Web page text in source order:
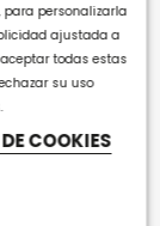
para personalizarla
ajustada a
todas estas
su uso
.
COOKIES